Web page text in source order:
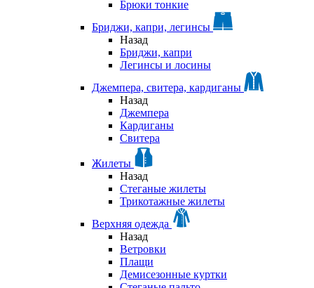
Брюки тонкие
Бриджи, капри, легинсы
Назад
Бриджи, капри
Легинсы и лосины
Джемпера, свитера, кардиганы
Назад
Джемпера
Кардиганы
Свитера
Жилеты
Назад
Стеганые жилеты
Трикотажные жилеты
Верхняя одежда
Назад
Ветровки
Плащи
Демисезонные куртки